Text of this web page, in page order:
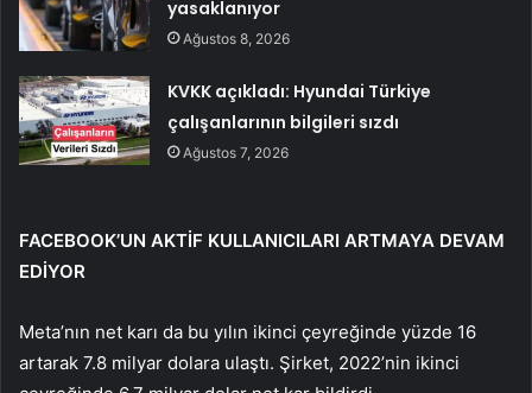
yasaklanıyor
Ağustos 8, 2026
KVKK açıkladı: Hyundai Türkiye
çalışanlarının bilgileri sızdı
Ağustos 7, 2026
FACEBOOK’UN AKTİF KULLANICILARI ARTMAYA DEVAM
EDİYOR
Meta’nın net karı da bu yılın ikinci çeyreğinde yüzde 16
artarak 7.8 milyar dolara ulaştı. Şirket, 2022’nin ikinci